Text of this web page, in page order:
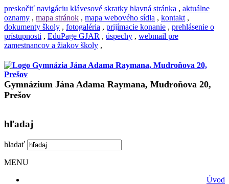
preskočiť navigáciu klávesové skratky hlavná stránka , aktuálne
oznamy , mapa stránok , mapa webového sídla , kontakt ,
dokumenty školy , fotogaléria , prijímacie konanie , prehlásenie o
prístupnosti , EduPage GJAR , úspechy , webmail pre
zamestnancov a žiakov školy ,
Gymnázium Jána Adama Raymana, Mudroňova 20,
Prešov
hľadaj
hladať
MENU
Úvod